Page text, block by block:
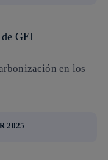
GEI
en los
2025